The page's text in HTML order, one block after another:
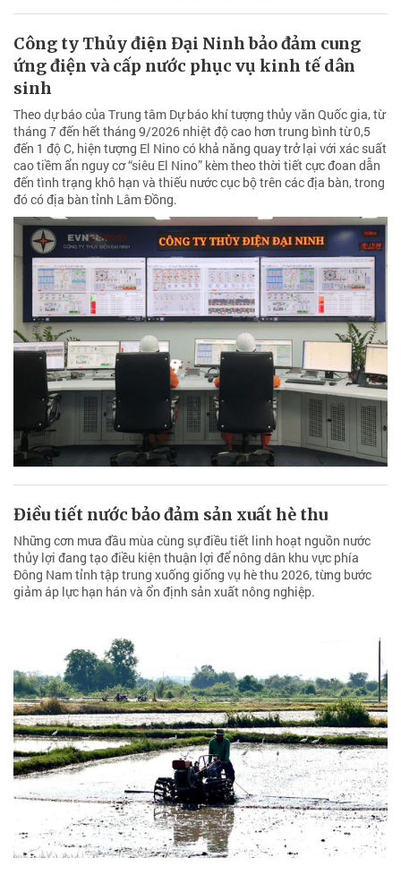
Công ty Thủy điện Đại Ninh bảo đảm cung
ứng điện và cấp nước phục vụ kinh tế dân
sinh
Theo dự báo của Trung tâm Dự báo khí tượng thủy văn Quốc gia, từ
tháng 7 đến hết tháng 9/2026 nhiệt độ cao hơn trung bình từ 0,5
đến 1 độ C, hiện tượng El Nino có khả năng quay trở lại với xác suất
cao tiềm ẩn nguy cơ “siêu El Nino” kèm theo thời tiết cực đoan dẫn
đến tình trạng khô hạn và thiếu nước cục bộ trên các địa bàn, trong
đó có địa bàn tỉnh Lâm Đồng.
Điều tiết nước bảo đảm sản xuất hè thu
Những cơn mưa đầu mùa cùng sự điều tiết linh hoạt nguồn nước
thủy lợi đang tạo điều kiện thuận lợi để nông dân khu vực phía
Đông Nam tỉnh tập trung xuống giống vụ hè thu 2026, từng bước
giảm áp lực hạn hán và ổn định sản xuất nông nghiệp.